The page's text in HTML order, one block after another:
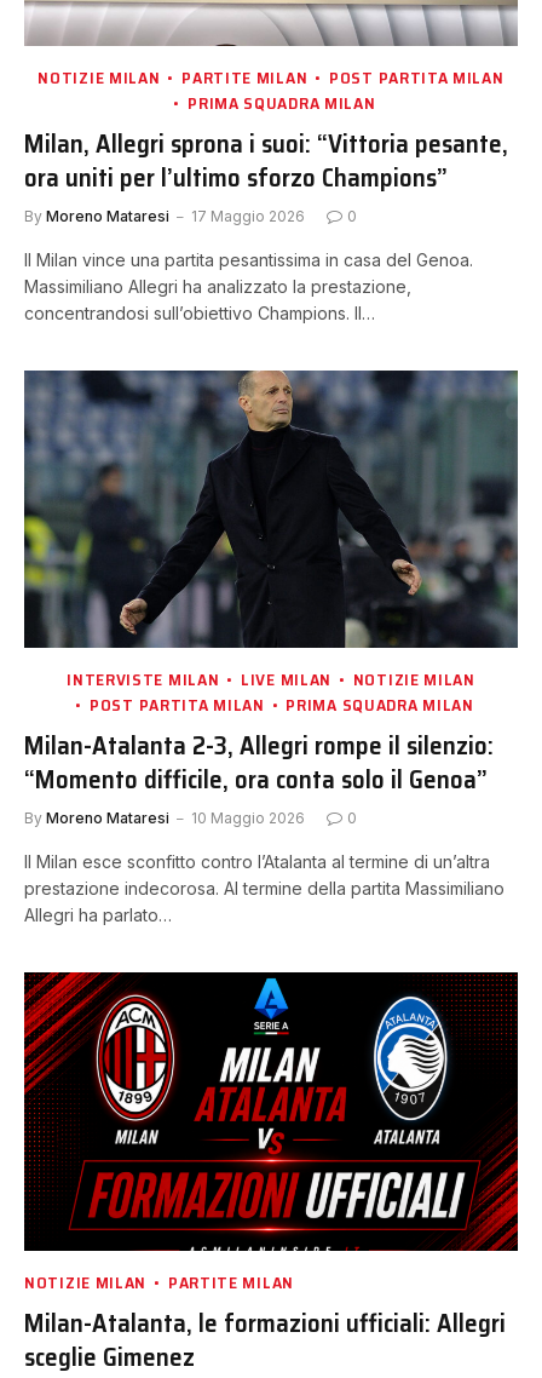
NOTIZIE MILAN PARTITE MILAN
POST PARTITA MILAN
PRIMA SQUADRA MILAN
Milan, Allegri sprona i suoi: “Vittoria pesante,
ora uniti per l’ultimo sforzo Champions”
By Moreno Mataresi 17 Maggio 2026 0
Il Milan vince una partita pesantissima in casa del Genoa.
Massimiliano Allegri ha analizzato la prestazione,
concentrandosi sull’obiettivo Champions. Il…
INTERVISTE MILAN LIVE MILAN
NOTIZIE MILAN
POST PARTITA MILAN
PRIMA SQUADRA MILAN
Milan-Atalanta 2-3, Allegri rompe il silenzio:
“Momento difficile, ora conta solo il Genoa”
By Moreno Mataresi 10 Maggio 2026 0
Il Milan esce sconfitto contro l’Atalanta al termine di un’altra
prestazione indecorosa. Al termine della partita Massimiliano
Allegri ha parlato…
NOTIZIE MILAN PARTITE MILAN
Milan-Atalanta, le formazioni ufficiali: Allegri
sceglie Gimenez